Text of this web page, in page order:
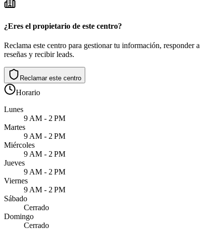
¿Eres el propietario de este centro?
Reclama este centro para gestionar tu información, responder a
reseñas y recibir leads.
Reclamar este centro
Horario
Lunes
9 AM - 2 PM
Martes
9 AM - 2 PM
Miércoles
9 AM - 2 PM
Jueves
9 AM - 2 PM
Viernes
9 AM - 2 PM
Sábado
Cerrado
Domingo
Cerrado